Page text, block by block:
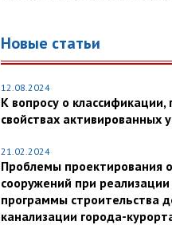
Новые статьи
12.08.2024
К вопросу о
свойствах активированных
21.02.2024
Проблемы проектирования
сооружений при реализации
программы строительства
канализации города-